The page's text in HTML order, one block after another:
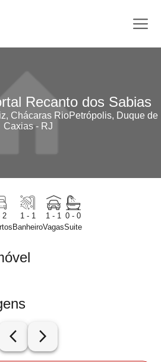
Recanto dos Sabias
Chácaras RioPetrópolis, Duque de
Caxias - RJ
2
1 - 1
Banheiro
1 - 1
Vagas
0 - 0
Suite
arrow_back_ios_new arrow_forward_ios